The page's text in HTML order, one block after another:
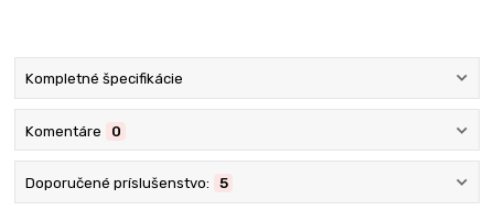
Kompletné špecifikácie
Komentáre 0
Doporučené príslušenstvo: 5